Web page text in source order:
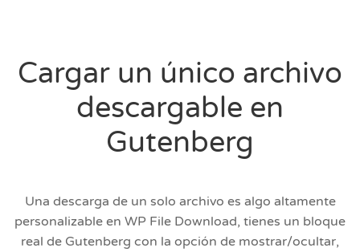
Cargar un único archivo
descargable en
Gutenberg
Una descarga de un solo archivo es algo altamente
personalizable en WP File Download, tienes un bloque
real de Gutenberg con la opción de mostrar/ocultar,